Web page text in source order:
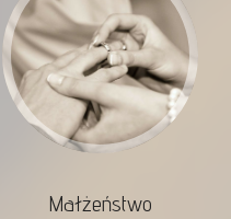
Małżeństwo